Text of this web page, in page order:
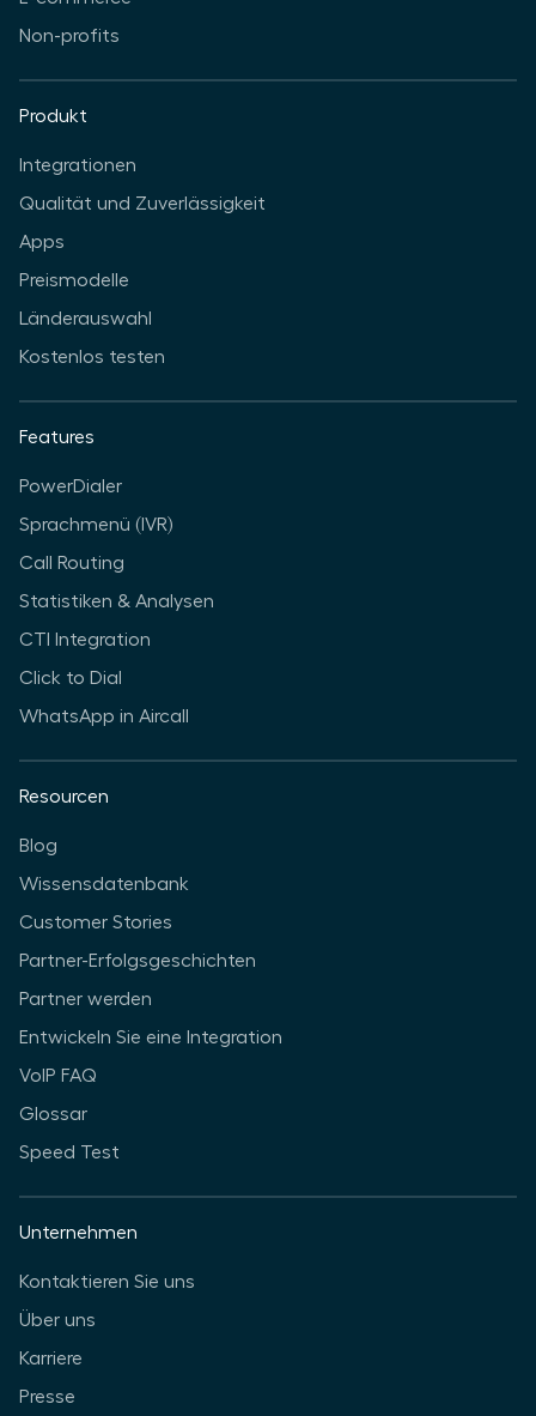
Non-profits
Produkt
Integrationen
Qualität und Zuverlässigkeit
Apps
Preismodelle
Länderauswahl
Kostenlos testen
Features
PowerDialer
Sprachmenü (IVR)
Call Routing
Statistiken & Analysen
CTI Integration
Click to Dial
WhatsApp in Aircall
Resourcen
Blog
Wissensdatenbank
Customer Stories
Partner-Erfolgsgeschichten
Partner werden
Entwickeln Sie eine Integration
VoIP FAQ
Glossar
Speed Test
Unternehmen
Kontaktieren Sie uns
Über uns
Karriere
Presse